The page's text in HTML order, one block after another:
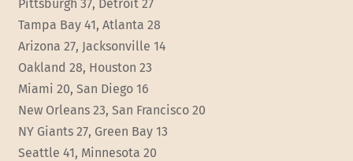
Pittsburgh 37, Detroit 27
Tampa Bay 41, Atlanta 28
Arizona 27, Jacksonville 14
Oakland 28, Houston 23
Miami 20, San Diego 16
New Orleans 23, San Francisco 20
NY Giants 27, Green Bay 13
Seattle 41, Minnesota 20